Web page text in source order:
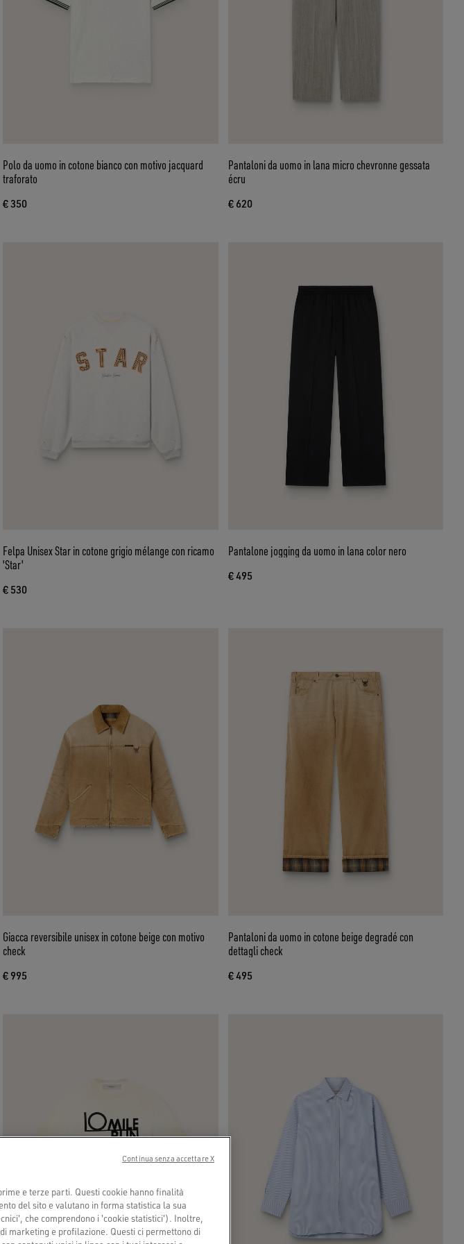
Polo da uomo in cotone bianco con motivo jacquard
traforato
€ 350
Pantaloni da uomo in lana micro chevronne gessata
écru
€ 620
Felpa Unisex Star in cotone grigio mélange con ricamo
'Star'
€ 530
Pantalone jogging da uomo in lana color nero
€ 495
Giacca reversibile unisex in cotone beige con motivo
check
€ 995
Pantaloni da uomo in cotone beige degradé con
dettagli check
€ 495
e terze parti. Questi cookie hanno finalità
del sito e valutano in forma statistica la sua
che comprendono i 'cookie statistici'). Inoltre,
marketing e profilazione. Questi ci permettono di
Continua senza accettare X